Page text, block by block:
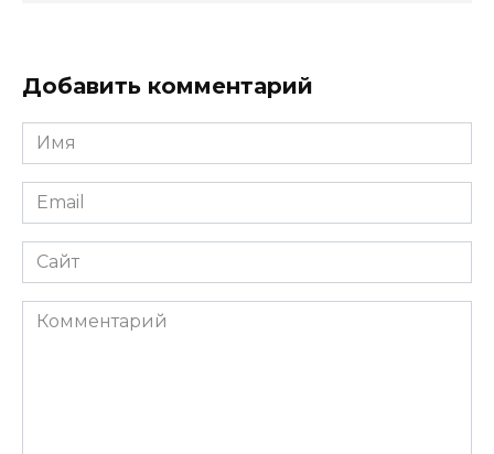
Добавить комментарий
Имя
*
Email
*
Сайт
Комментарий